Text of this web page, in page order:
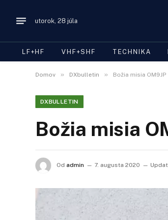
utorok, 28 júla
LF+HF VHF+SHF TECHNIKA
Domov » DXbulletin » Božia misia OM9JP
DXBULLETIN
Božia misia
Od admin 7. augusta 2020